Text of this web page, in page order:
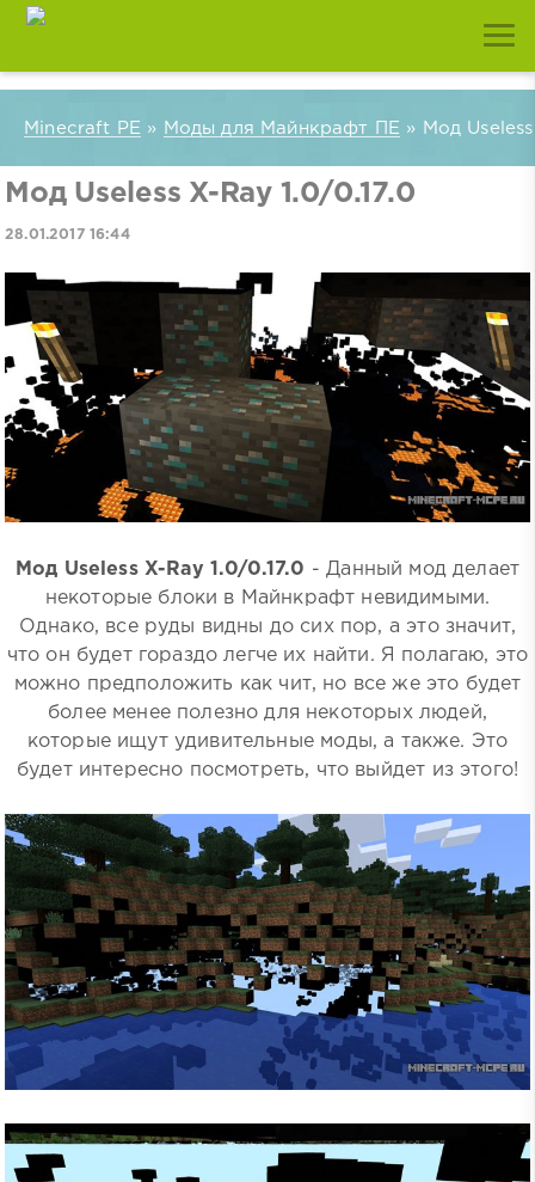
Minecraft PE » Моды для Майнкрафт ПЕ » Мод
Мод Useless X-Ray 1.0/0.17.0
28.01.2017 16:44
Мод Useless X-Ray 1.0/0.17.0 - Данный мод делает
некоторые блоки в Майнкрафт невидимыми.
Однако, все руды видны до сих пор, а это значит,
что он будет гораздо легче их найти. Я полагаю, это
можно предположить как чит, но все же это будет
более менее полезно для некоторых людей,
которые ищут удивительные моды, а также. Это
будет интересно посмотреть, что выйдет из этого!